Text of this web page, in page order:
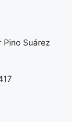
Pino Suárez